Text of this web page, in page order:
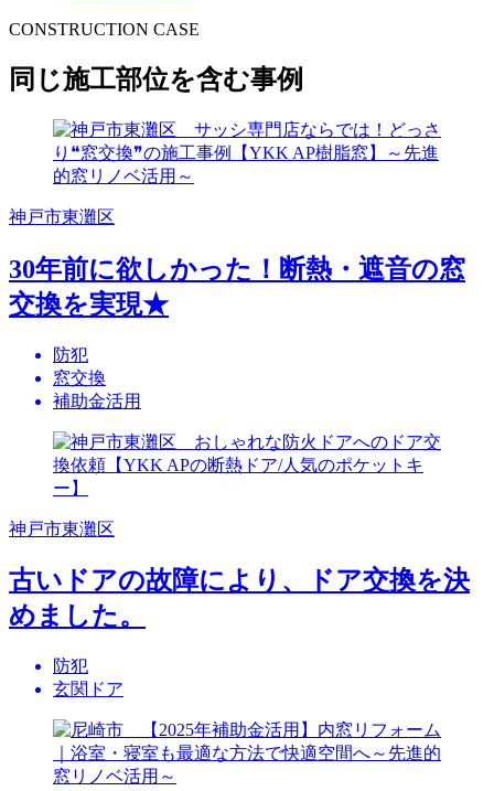
CONSTRUCTION CASE
同じ施工部位を含む事例
神戸市東灘区
30年前に欲しかった！断熱・遮音の窓
交換を実現★
防犯
窓交換
補助金活用
神戸市東灘区
古いドアの故障により、ドア交換を決
めました。
防犯
玄関ドア